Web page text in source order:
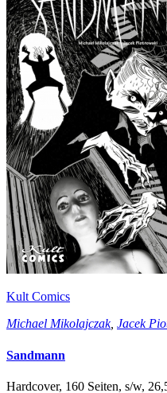
Kult Comics
Michael Mikolajczak, Jacek
Sandmann
Hardcover, 160 Seiten, s/w,